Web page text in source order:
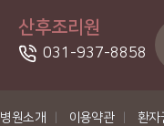
산후조리원
031-937-8858
병원소개 이용약관 환자